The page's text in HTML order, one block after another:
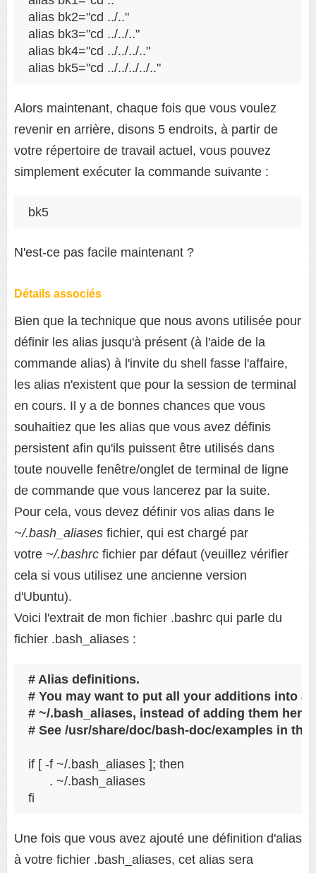
alias bk2="cd ../.."
alias bk3="cd ../../.."
alias bk4="cd ../../../.."
alias bk5="cd ../../../../.."
Alors maintenant, chaque fois que vous voulez
revenir en arrière, disons 5 endroits, à partir de
votre répertoire de travail actuel, vous pouvez
simplement exécuter la commande suivante :
bk5
N'est-ce pas facile maintenant ?
Détails associés
Bien que la technique que nous avons utilisée pour
définir les alias jusqu'à présent (à l'aide de la
commande alias) à l'invite du shell fasse l'affaire,
les alias n'existent que pour la session de terminal
en cours. Il y a de bonnes chances que vous
souhaitiez que les alias que vous avez définis
persistent afin qu'ils puissent être utilisés dans
toute nouvelle fenêtre/onglet de terminal de ligne
de commande que vous lancerez par la suite.
Pour cela, vous devez définir vos alias dans le
~/.bash_aliases fichier, qui est chargé par
votre ~/.bashrc fichier par défaut (veuillez vérifier
cela si vous utilisez une ancienne version
d'Ubuntu).
Voici l'extrait de mon fichier .bashrc qui parle du
fichier .bash_aliases :
# Alias definitions.
# You may want to put all your additions into a
# ~/.bash_aliases, instead of adding them here
# See /usr/share/doc/bash-doc/examples in the
if [ -f ~/.bash_aliases ]; then
      . ~/.bash_aliases
fi
Une fois que vous avez ajouté une définition d'alias
à votre fichier .bash_aliases, cet alias sera